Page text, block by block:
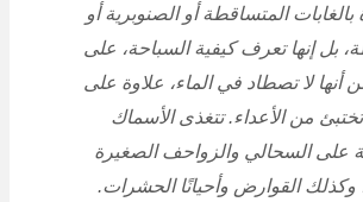
بالغابات المتساقطة أو الصنوبرية أو
بل إنها تعرف كيفية السباحة، على
أنها لا تصطاد في الماء، علاوة على
من الأعداء. تتغذى الأسماك
على السحالي والزواحف الصغيرة
وكذلك القوارض وأحيانًا الحشرات.